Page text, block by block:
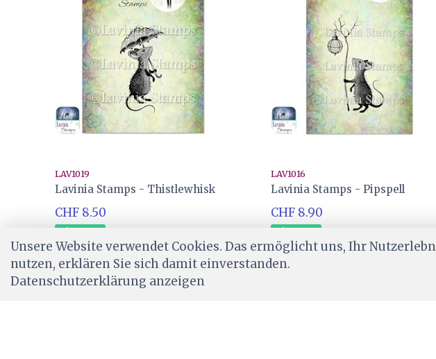
LAV1019
Lavinia Stamps - Thistlewhisk
CHF 8.50
Ab Lager
LAV1016
Lavinia Stamps - Pipspell
CHF 8.90
Ab Lager
Unsere Website verwendet Cookies. Das ermöglicht uns, Ihr
nutzen, erklären Sie sich damit einverstanden.
Datenschutzerklärung anzeigen